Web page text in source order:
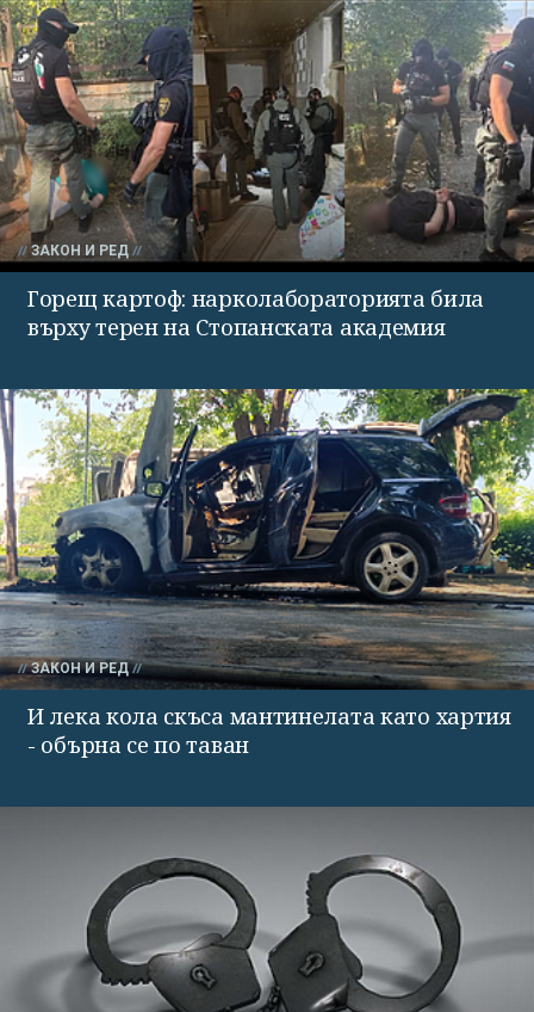
ЗАКОН И РЕД
Горещ картоф: нарколабораторията била
върху терен на Стопанската академия
ЗАКОН И РЕД
И лека кола скъса мантинелата като хартия
- обърна се по таван